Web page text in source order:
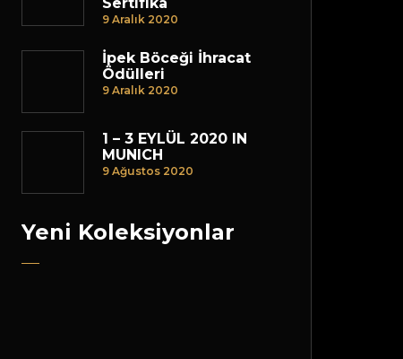
9 Aralık 2020
İpek Böceği İhracat
Ödülleri
9 Aralık 2020
1 – 3 EYLÜL 2020 IN
MUNICH
9 Ağustos 2020
Yeni Koleksiyonlar